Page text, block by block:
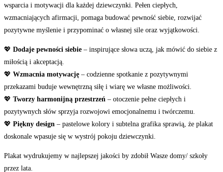
wsparcia i motywacji dla każdej dziewczynki. Pełen ciepłych,
wzmacniających afirmacji, pomaga budować pewność siebie, rozwijać
pozytywne myślenie i przypominać o własnej sile oraz wyjątkowości.
💖 Dodaje pewności siebie – inspirujące słowa uczą, jak mówić do siebie z
miłością i akceptacją.
💖 Wzmacnia motywację – codzienne spotkanie z pozytywnymi
przekazami buduje wewnętrzną siłę i wiarę we własne możliwości.
💖 Tworzy harmonijną przestrzeń – otoczenie pełne ciepłych i
pozytywnych słów sprzyja rozwojowi emocjonalnemu i twórczemu.
💖 Piękny design – pastelowe kolory i subtelna grafika sprawią, że plakat
doskonale wpasuje się w wystrój pokoju dziewczynki.
Plakat wydrukujemy w najlepszej jakości by zdobił Wasze domy/ szkoły
przez lata.